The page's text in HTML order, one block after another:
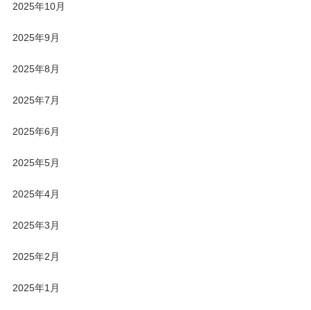
2025年10月
2025年9月
2025年8月
2025年7月
2025年6月
2025年5月
2025年4月
2025年3月
2025年2月
2025年1月